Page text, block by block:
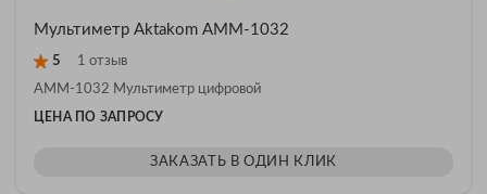
Мультиметр Aktakom АММ-1032
5
1 отзыв
АММ-1032 Мультиметр цифровой
ЦЕНА ПО ЗАПРОСУ
ЗАКАЗАТЬ В ОДИН КЛИК